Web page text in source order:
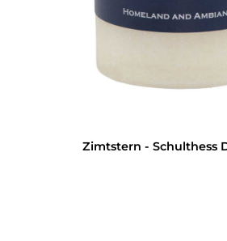
Zimtstern - Schulthess